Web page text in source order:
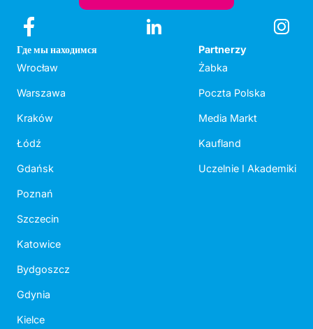
Где мы находимся
Wrocław
Warszawa
Kraków
Łódź
Gdańsk
Poznań
Szczecin
Katowice
Bydgoszcz
Gdynia
Kielce
Partnerzy
Żabka
Poczta Polska
Media Markt
Kaufland
Uczelnie I Akademiki